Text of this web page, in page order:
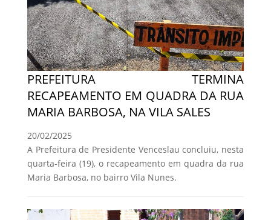
PREFEITURA TERMINA
RECAPEAMENTO EM QUADRA DA RUA
MARIA BARBOSA, NA VILA SALES
20/02/2025
A Prefeitura de Presidente Venceslau concluiu, nesta
quarta-feira (19), o recapeamento em quadra da rua
Maria Barbosa, no bairro Vila Nunes.